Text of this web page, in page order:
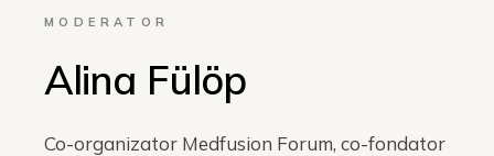
MODERATOR
Alina Fülöp
Co-organizator Medfusion Forum, co-fondator